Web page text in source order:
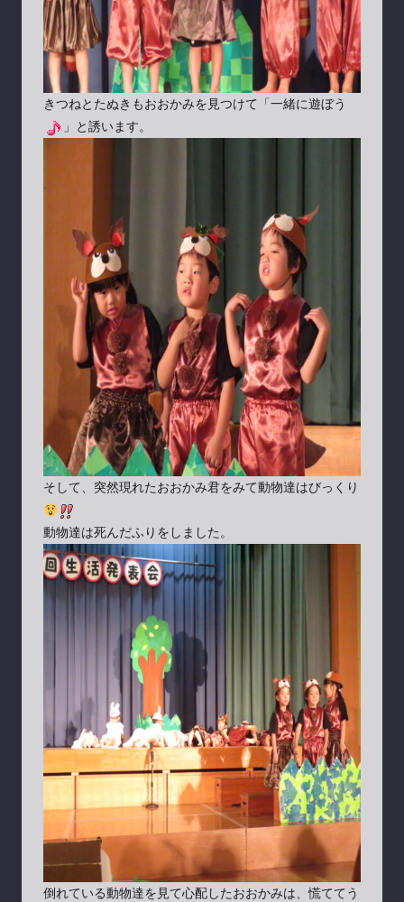
きつねとたぬきもおおかみを見つけて「一緒に遊ぼう
」と誘います。
そして、突然現れたおおかみ君をみて動物達はびっくり
動物達は死んだふりをしました。
倒れている動物達を見て心配したおおかみは、慌ててう